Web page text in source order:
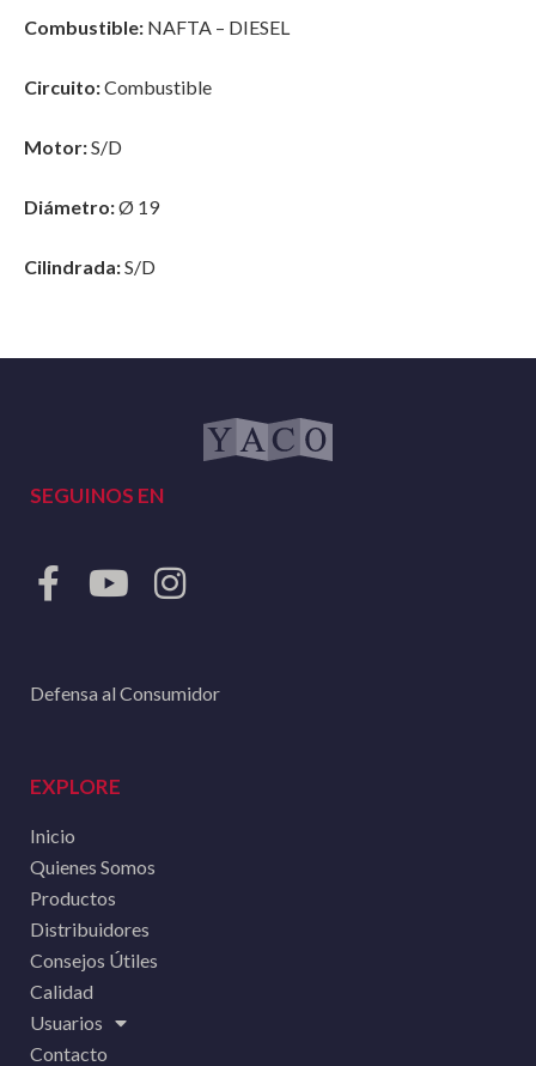
Combustible: NAFTA – DIESEL
Circuito:Combustible
Motor:S/D
Diámetro:Ø 19
Cilindrada:S/D
SEGUINOS EN
Defensa al Consumidor
EXPLORE
Inicio
Quienes Somos
Productos
Distribuidores
Consejos Útiles
Calidad
Usuarios
Contacto